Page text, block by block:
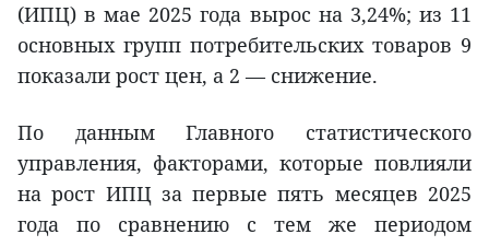
(ИПЦ) в мае 2025 года вырос на 3,24%; из 11
основных групп потребительских товаров 9
показали рост цен, а 2 — снижение.
По данным Главного статистического
управления, факторами, которые повлияли
на рост ИПЦ за первые пять месяцев 2025
года по сравнению с тем же периодом